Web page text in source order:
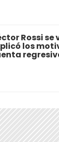
Rossi se
los